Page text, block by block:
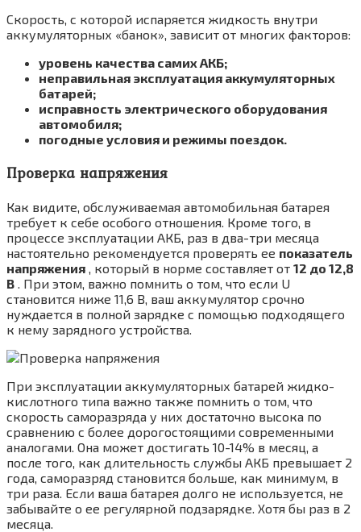
Скорость, с которой испаряется жидкость внутри
аккумуляторных «банок», зависит от многих факторов:
уровень качества самих АКБ;
неправильная эксплуатация аккумуляторных
батарей;
исправность электрического оборудования
автомобиля;
погодные условия и режимы поездок.
Проверка напряжения
Как видите, обслуживаемая автомобильная батарея
требует к себе особого отношения. Кроме того, в
процессе эксплуатации АКБ, раз в два-три месяца
настоятельно рекомендуется проверять ее показатель
напряжения , который в норме составляет от 12 до 12,8
В . При этом, важно помнить о том, что если U
становится ниже 11,6 В, ваш аккумулятор срочно
нуждается в полной зарядке с помощью подходящего
к нему зарядного устройства.
При эксплуатации аккумуляторных батарей жидко-
кислотного типа важно также помнить о том, что
скорость саморазряда у них достаточно высока по
сравнению с более дорогостоящими современными
аналогами. Она может достигать 10-14% в месяц, а
после того, как длительность службы АКБ превышает 2
года, саморазряд становится больше, как минимум, в
три раза. Если ваша батарея долго не используется, не
забывайте о ее регулярной подзарядке. Хотя бы раз в 2
месяца.